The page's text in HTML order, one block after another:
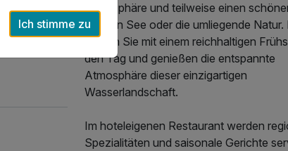
Atmosphäre und teilweise einen
auf den See oder die umliegende Natur.
starten Sie mit einem reichhaltigen
den Tag und genießen die entspannte
Atmosphäre dieser einzigartigen
Wasserlandschaft.
Im hoteleigenen Restaurant werden
Spezialitäten und saisonale Gerichte
Ich stimme zu